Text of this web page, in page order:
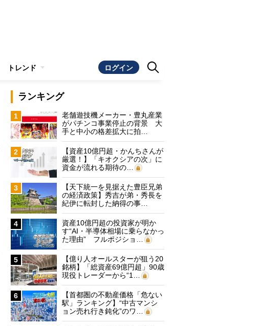
トレンド ログイン
ランキング
1
老舗遊技機メーカー・豊丸産業
がパチンコ事業停止の背景 大
手と中小の格差拡大に拍…
2
【資産10億円超・かんちさんが
厳選！】「キオクシアの次」に
資金が流れる期待の…
3
【天下統一を見据えた豊臣兄弟
の経済政策】秀吉が弟・秀長を
紀伊に転封した納得の事…
4
資産10億円超の投資家が明か
す“AI・半導体相場に乗らなかっ
た理由” フルポジショ…
5
【億り人オールスターが狙う20
銘柄】「総資産69億円超」90歳
現役トレーダーから“1…
6
【首都圏の不動産価格「危ない
駅」ランキング】“中古マンシ
ョン売れ行き鈍化”のワ…